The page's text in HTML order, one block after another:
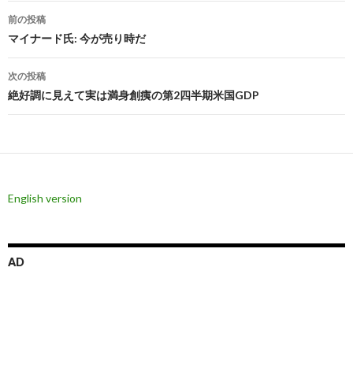
投
稿
ナ
ビ
ー
ョ
前の投稿
マイナード氏: 今が売り時だ
次の投稿
絶好調に見えて実は満身創痍の第2四半期米国GDP
English version
AD